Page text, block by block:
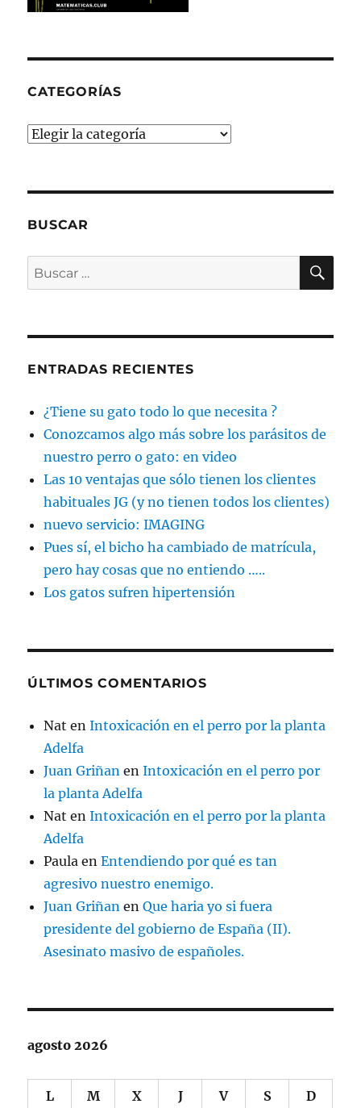
CATEGORÍAS
Categorías
BUSCAR
Buscar
por:
ENTRADAS RECIENTES
¿Tiene su gato todo lo que necesita ?
Conozcamos algo más sobre los parásitos de
nuestro perro o gato: en video
Las 10 ventajas que sólo tienen los clientes
habituales JG (y no tienen todos los clientes)
nuevo servicio: IMAGING
Pues sí, el bicho ha cambiado de matrícula,
pero hay cosas que no entiendo …..
Los gatos sufren hipertensión
ÚLTIMOS COMENTARIOS
Nat enIntoxicación en el perro por la planta
Adelfa
Juan Griñan enIntoxicación en el perro por
la planta Adelfa
Nat enIntoxicación en el perro por la planta
Adelfa
Paula enEntendiendo por qué es tan
agresivo nuestro enemigo.
Juan Griñan enQue haria yo si fuera
presidente del gobierno de España (II).
Asesinato masivo de españoles.
agosto 2026
L M X J V S D